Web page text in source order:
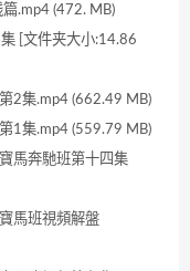
.mp4 (472. MB)
[文件夹大小:14.86
2集.mp4 (662.49 MB)
1集.mp4 (559.79 MB)
馬奔馳班第十四集
馬班視頻解盤